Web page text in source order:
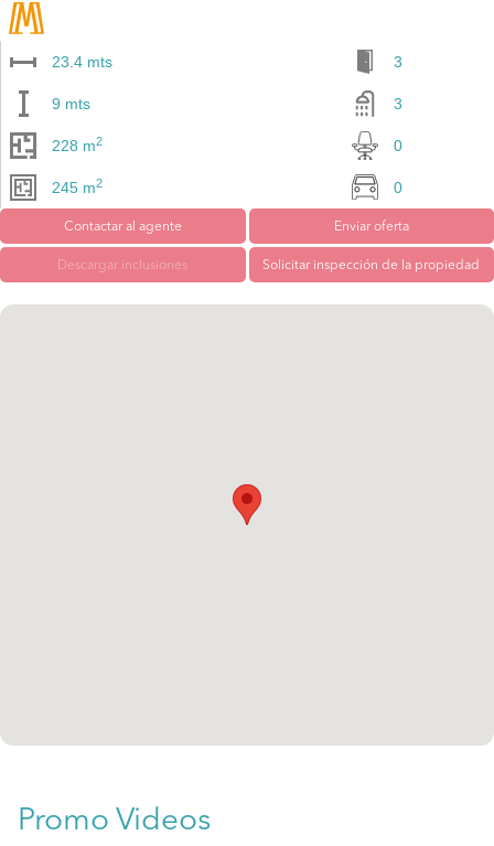
23.4 mts 3
9 mts 3
228 m2 0
245 m2 0
Contactar al agente Enviar oferta
Descargar inclusiones Solicitar inspección de la propiedad
Promo Videos